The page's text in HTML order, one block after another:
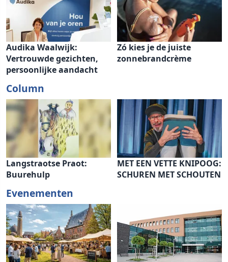
Audika Waalwijk:
Vertrouwde gezichten,
persoonlijke aandacht
Zó kies je de juiste
zonnebrandcrème
Column
Langstraotse Praot:
Buurehulp
MET EEN VETTE KNIPOOG:
SCHUREN MET SCHOUTEN
Evenementen